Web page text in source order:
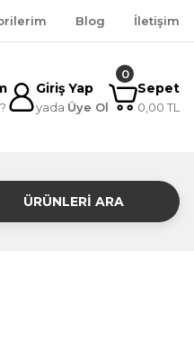
Blog İletişim
Giriş Yap
yada Üye Ol
Sepet
0,00 TL
0
ÜRÜNLERİ ARA